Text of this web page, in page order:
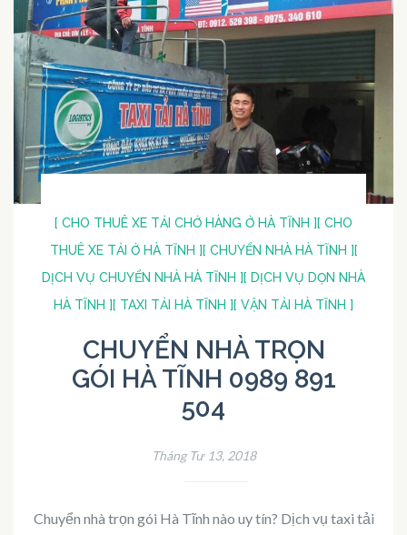
[ CHO THUÊ XE TẢI CHỞ HÀNG Ở HÀ TĨNH ] [ CHO
THUÊ XE TẢI Ở HÀ TĨNH ] [ CHUYỂN NHÀ HÀ TĨNH ] [
DỊCH VỤ CHUYỂN NHÀ HÀ TĨNH ] [ DỊCH VỤ DỌN NHÀ
HÀ TĨNH ] [ TAXI TẢI HÀ TĨNH ] [ VẬN TẢI HÀ TĨNH ]
CHUYỂN NHÀ TRỌN
GÓI HÀ TĨNH 0989 891
504
Tháng Tư 13, 2018
Chuyển nhà trọn gói Hà Tĩnh nào uy tín? Dịch vụ taxi tải